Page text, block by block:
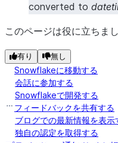
converted to
このページは役に立ちま
有り 無し
Snowflakeに移動する
会話に参加する
Snowflakeで開発する
フィードバックを共有する
ブログでの最新情報を表示
独自の認定を取得する